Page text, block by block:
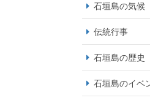
石垣島の気候
伝統行事
石垣島の歴史
石垣島のイベ